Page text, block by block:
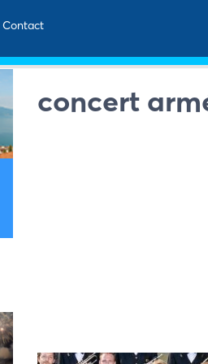
Contact
concert